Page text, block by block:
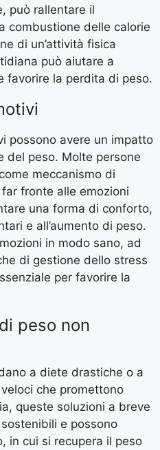
può rallentare il
combustione delle calorie
di un’attività fisica
può aiutare a
favorire la perdita di peso.
possono avere un impatto
del peso. Molte persone
meccanismo di
fronte alle emozioni
una forma di conforto,
e all’aumento di peso.
in modo sano, ad
di gestione dello stress
per favorire la
peso non
a diete drastiche o a
che promettono
queste soluzioni a breve
e possono
in cui si recupera il peso